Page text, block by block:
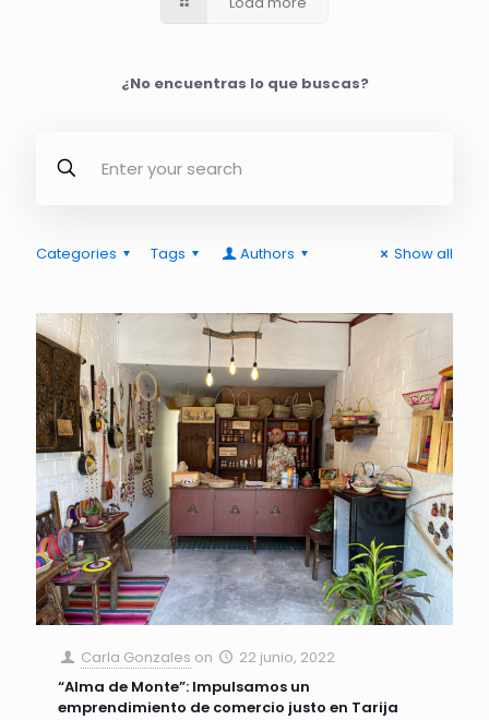
¿No encuentras lo que buscas?
Categories Tags Authors Show all
Carla Gonzales on
22 junio, 2022
“Alma de Monte”: Impulsamos un
emprendimiento de comercio justo en Tarija